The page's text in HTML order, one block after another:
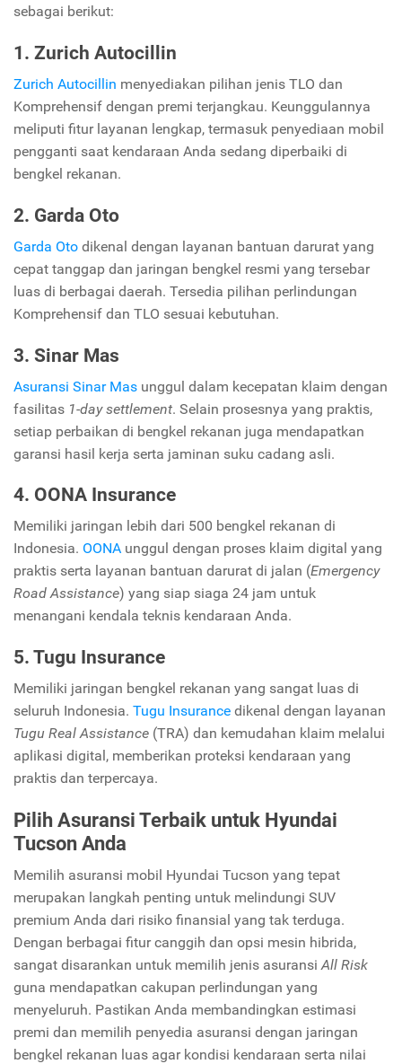
sebagai berikut:
1. Zurich Autocillin
Zurich Autocillin menyediakan pilihan jenis TLO dan
Komprehensif dengan premi terjangkau. Keunggulannya
meliputi fitur layanan lengkap, termasuk penyediaan mobil
pengganti saat kendaraan Anda sedang diperbaiki di
bengkel rekanan.
2. Garda Oto
Garda Oto dikenal dengan layanan bantuan darurat yang
cepat tanggap dan jaringan bengkel resmi yang tersebar
luas di berbagai daerah. Tersedia pilihan perlindungan
Komprehensif dan TLO sesuai kebutuhan.
3. Sinar Mas
Asuransi Sinar Mas unggul dalam kecepatan klaim dengan
fasilitas 1-day settlement. Selain prosesnya yang praktis,
setiap perbaikan di bengkel rekanan juga mendapatkan
garansi hasil kerja serta jaminan suku cadang asli.
4. OONA Insurance
Memiliki jaringan lebih dari 500 bengkel rekanan di
Indonesia. OONA unggul dengan proses klaim digital yang
praktis serta layanan bantuan darurat di jalan (Emergency
Road Assistance) yang siap siaga 24 jam untuk
menangani kendala teknis kendaraan Anda.
5. Tugu Insurance
Memiliki jaringan bengkel rekanan yang sangat luas di
seluruh Indonesia. Tugu Insurance dikenal dengan layanan
Tugu Real Assistance (TRA) dan kemudahan klaim melalui
aplikasi digital, memberikan proteksi kendaraan yang
praktis dan terpercaya.
Pilih Asuransi Terbaik untuk Hyundai
Tucson Anda
Memilih asuransi mobil Hyundai Tucson yang tepat
merupakan langkah penting untuk melindungi SUV
premium Anda dari risiko finansial yang tak terduga.
Dengan berbagai fitur canggih dan opsi mesin hibrida,
sangat disarankan untuk memilih jenis asuransiAll Risk
guna mendapatkan cakupan perlindungan yang
menyeluruh. Pastikan Anda membandingkan estimasi
premi dan memilih penyedia asuransi dengan jaringan
bengkel rekanan luas agar kondisi kendaraan serta nilai